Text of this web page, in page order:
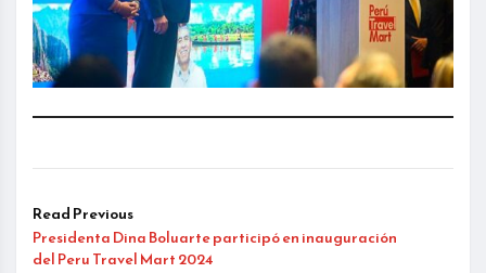
Read Previous
Presidenta Dina Boluarte participó en inauguración
del Peru Travel Mart 2024